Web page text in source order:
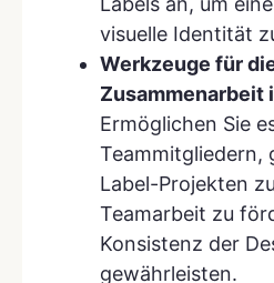
visuelle Identität
Werkzeuge für
Zusammenarbeit
Ermöglichen Sie
Teammitgliedern,
Label-Projekten
Teamarbeit zu
Konsistenz der
gewährleisten.